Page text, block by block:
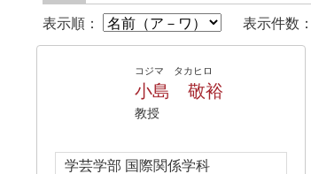
表示順： 表示件数：
コジマ タカヒロ
小島 敬裕
教授
学芸学部 国際関係学科